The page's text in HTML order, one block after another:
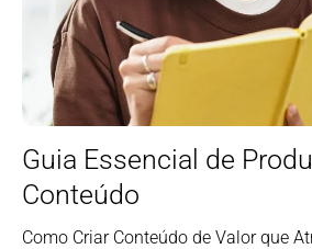
Guia Essencial de
Conteúdo
Como Criar Conteúdo de Valor que